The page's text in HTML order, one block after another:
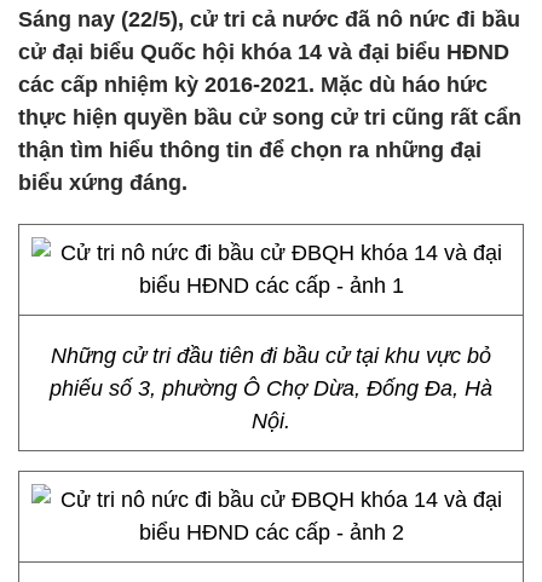
Sáng nay (22/5), cử tri cả nước đã nô nức đi bầu
cử đại biểu Quốc hội khóa 14 và đại biểu HĐND
các cấp nhiệm kỳ 2016-2021. Mặc dù háo hức
thực hiện quyền bầu cử song cử tri cũng rất cẩn
thận tìm hiểu thông tin để chọn ra những đại
biểu xứng đáng.
Những cử tri đầu tiên đi bầu cử tại khu vực bỏ
phiếu số 3, phường Ô Chợ Dừa, Đống Đa, Hà
Nội.